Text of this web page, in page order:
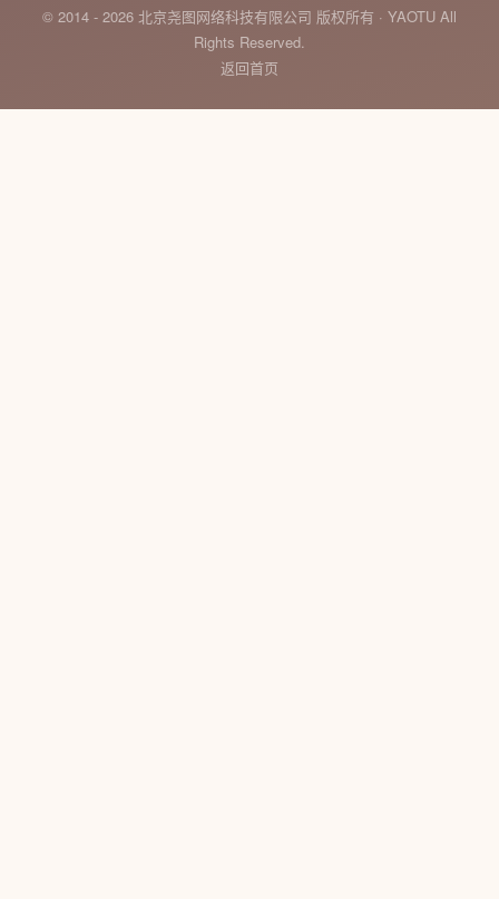
© 2014 - 2026 北京尧图网络科技有限公司 版权所有 · YAOTU All
Rights Reserved.
返回首页